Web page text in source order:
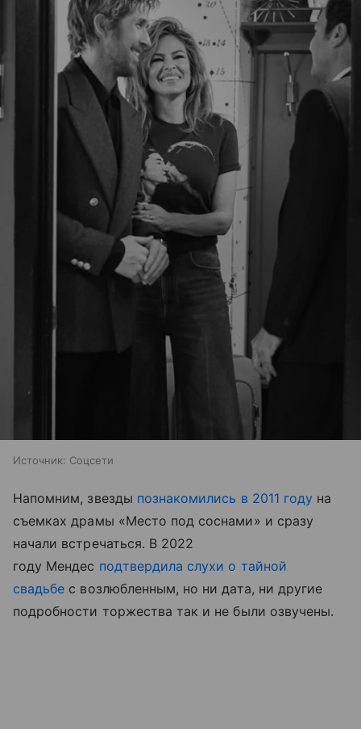
Источник: Соцсети
Напомним, звезды познакомились в 2011 году на
съемках драмы «Место под соснами» и сразу
начали встречаться. В 2022
году Мендес подтвердила слухи о тайной
свадьбе с возлюбленным, но ни дата, ни другие
подробности торжества так и не были озвучены.